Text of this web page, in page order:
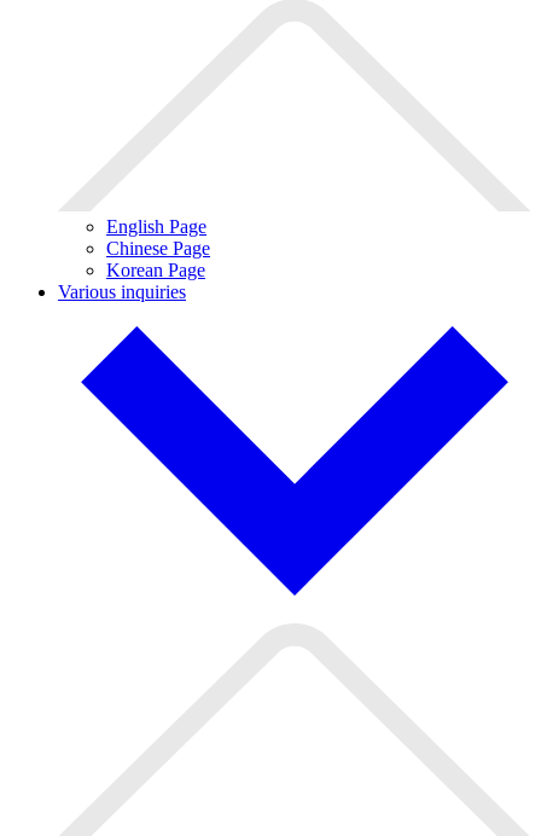
English Page
Chinese Page
Korean Page
Various inquiries